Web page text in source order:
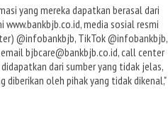
yang mereka dapatkan berasal dari
media sosial resmi
@infobankbjb, TikTok @infobankbjb,
bjbcare@bankbjb.co.id, call center
dari sumber yang tidak jelas,
oleh pihak yang tidak dikenal,"